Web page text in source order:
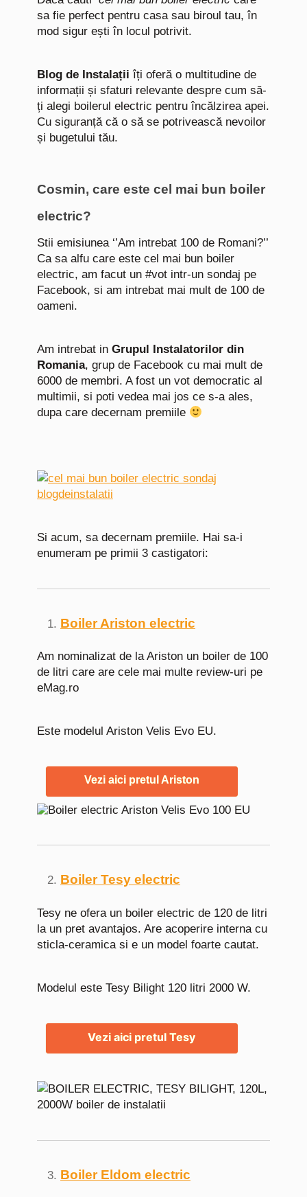
sa fie perfect pentru casa sau biroul tau, în
mod sigur ești în locul potrivit.
Blog de Instalații îți oferă o multitudine de
informații și sfaturi relevante despre cum să-
ți alegi boilerul electric pentru încălzirea apei.
Cu siguranță că o să se potrivească nevoilor
și bugetului tău.
Cosmin, care este cel mai bun boiler
electric?
Stii emisiunea ‘’Am intrebat 100 de Romani?’’
Ca sa alfu care este cel mai bun boiler
electric, am facut un #vot intr-un sondaj pe
Facebook, si am intrebat mai mult de 100 de
oameni.
Am intrebat in Grupul Instalatorilor din
Romania, grup de Facebook cu mai mult de
6000 de membri. A fost un vot democratic al
multimii, si poti vedea mai jos ce s-a ales,
dupa care decernam premiile
Si acum, sa decernam premiile. Hai sa-i
enumeram pe primii 3 castigatori:
Boiler Ariston electric
Am nominalizat de la Ariston un boiler de 100
de litri care are cele mai multe review-uri pe
eMag.ro
Este modelul Ariston Velis Evo EU.
Vezi aici pretul Ariston
Boiler Tesy electric
Tesy ne ofera un boiler electric de 120 de litri
la un pret avantajos. Are acoperire interna cu
sticla-ceramica si e un model foarte cautat.
Modelul este Tesy Bilight 120 litri 2000 W.
Vezi aici pretul Tesy
Boiler Eldom electric